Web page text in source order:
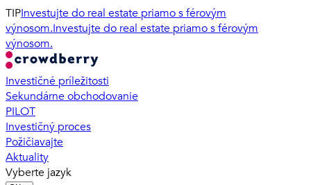
TIPInvestujte do real estate priamo s férovým
výnosom.Investujte do real estate priamo s férovým
výnosom.
Investičné príležitosti
Sekundárne obchodovanie
PILOT
Investičný proces
Požičiavajte
Aktuality
Vyberte jazyk